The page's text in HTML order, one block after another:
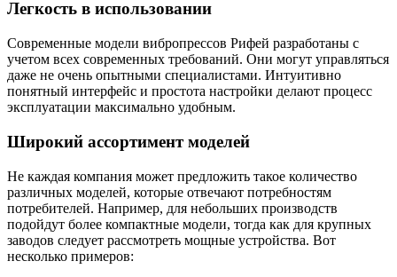
Легкость в использовании
Современные модели вибропрессов Рифей разработаны с
учетом всех современных требований. Они могут управляться
даже не очень опытными специалистами. Интуитивно
понятный интерфейс и простота настройки делают процесс
эксплуатации максимально удобным.
Широкий ассортимент моделей
Не каждая компания может предложить такое количество
различных моделей, которые отвечают потребностям
потребителей. Например, для небольших производств
подойдут более компактные модели, тогда как для крупных
заводов следует рассмотреть мощные устройства. Вот
несколько примеров: